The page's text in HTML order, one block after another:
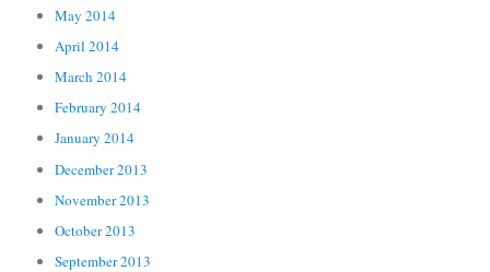
May 2014
April 2014
March 2014
February 2014
January 2014
December 2013
November 2013
October 2013
September 2013